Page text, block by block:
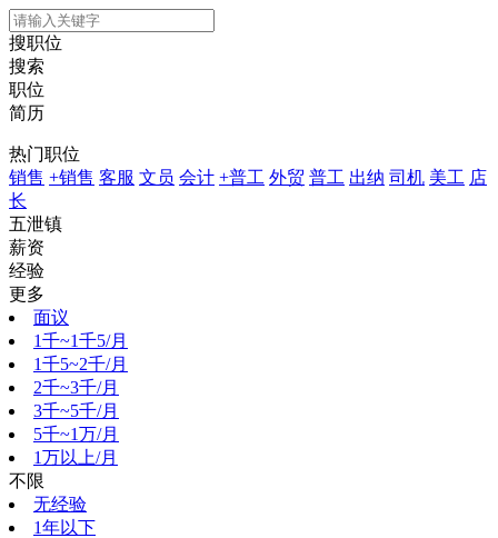
搜职位
搜索
职位
简历
热门职位
销售 +销售 客服 文员 会计 +普工 外贸 普工 出纳 司机 美工 店
长
五泄镇
薪资
经验
更多
面议
1千~1千5/月
1千5~2千/月
2千~3千/月
3千~5千/月
5千~1万/月
1万以上/月
不限
无经验
1年以下